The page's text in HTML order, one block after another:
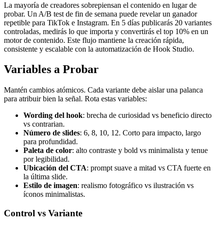
La mayoría de creadores sobrepiensan el contenido en lugar de
probar. Un A/B test de fin de semana puede revelar un ganador
repetible para TikTok e Instagram. En 5 días publicarás 20 variantes
controladas, medirás lo que importa y convertirás el top 10% en un
motor de contenido. Este flujo mantiene la creación rápida,
consistente y escalable con la automatización de Hook Studio.
Variables a Probar
Mantén cambios atómicos. Cada variante debe aislar una palanca
para atribuir bien la señal. Rota estas variables:
Wording del hook: brecha de curiosidad vs beneficio directo
vs contrarian.
Número de slides: 6, 8, 10, 12. Corto para impacto, largo
para profundidad.
Paleta de color: alto contraste y bold vs minimalista y tenue
por legibilidad.
Ubicación del CTA: prompt suave a mitad vs CTA fuerte en
la última slide.
Estilo de imagen: realismo fotográfico vs ilustración vs
íconos minimalistas.
Control vs Variante